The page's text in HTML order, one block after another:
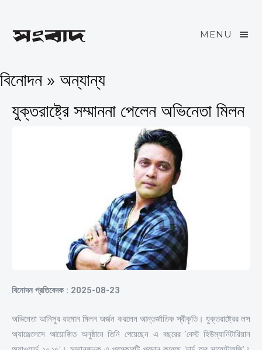
MENU
বিনোদন » অন্যান্য
যুক্তরাষ্ট্রে সম্মাননা পেলেন অভিনেতা মিলন
বিনোদন প্রতিবেদক : 2025-08-23
অভিনেতা আনিসুর রহমান মিলন অর্জন করলেন আন্তর্জাতিক স্বীকৃতি। যুক্তরাষ্ট্রের লস
অ্যাঞ্জেলেসে আয়োজিত অনুষ্ঠানে তিনি পেয়েছেন এ বছরের ‘বেস্ট হিউম্যানিটারিয়ান